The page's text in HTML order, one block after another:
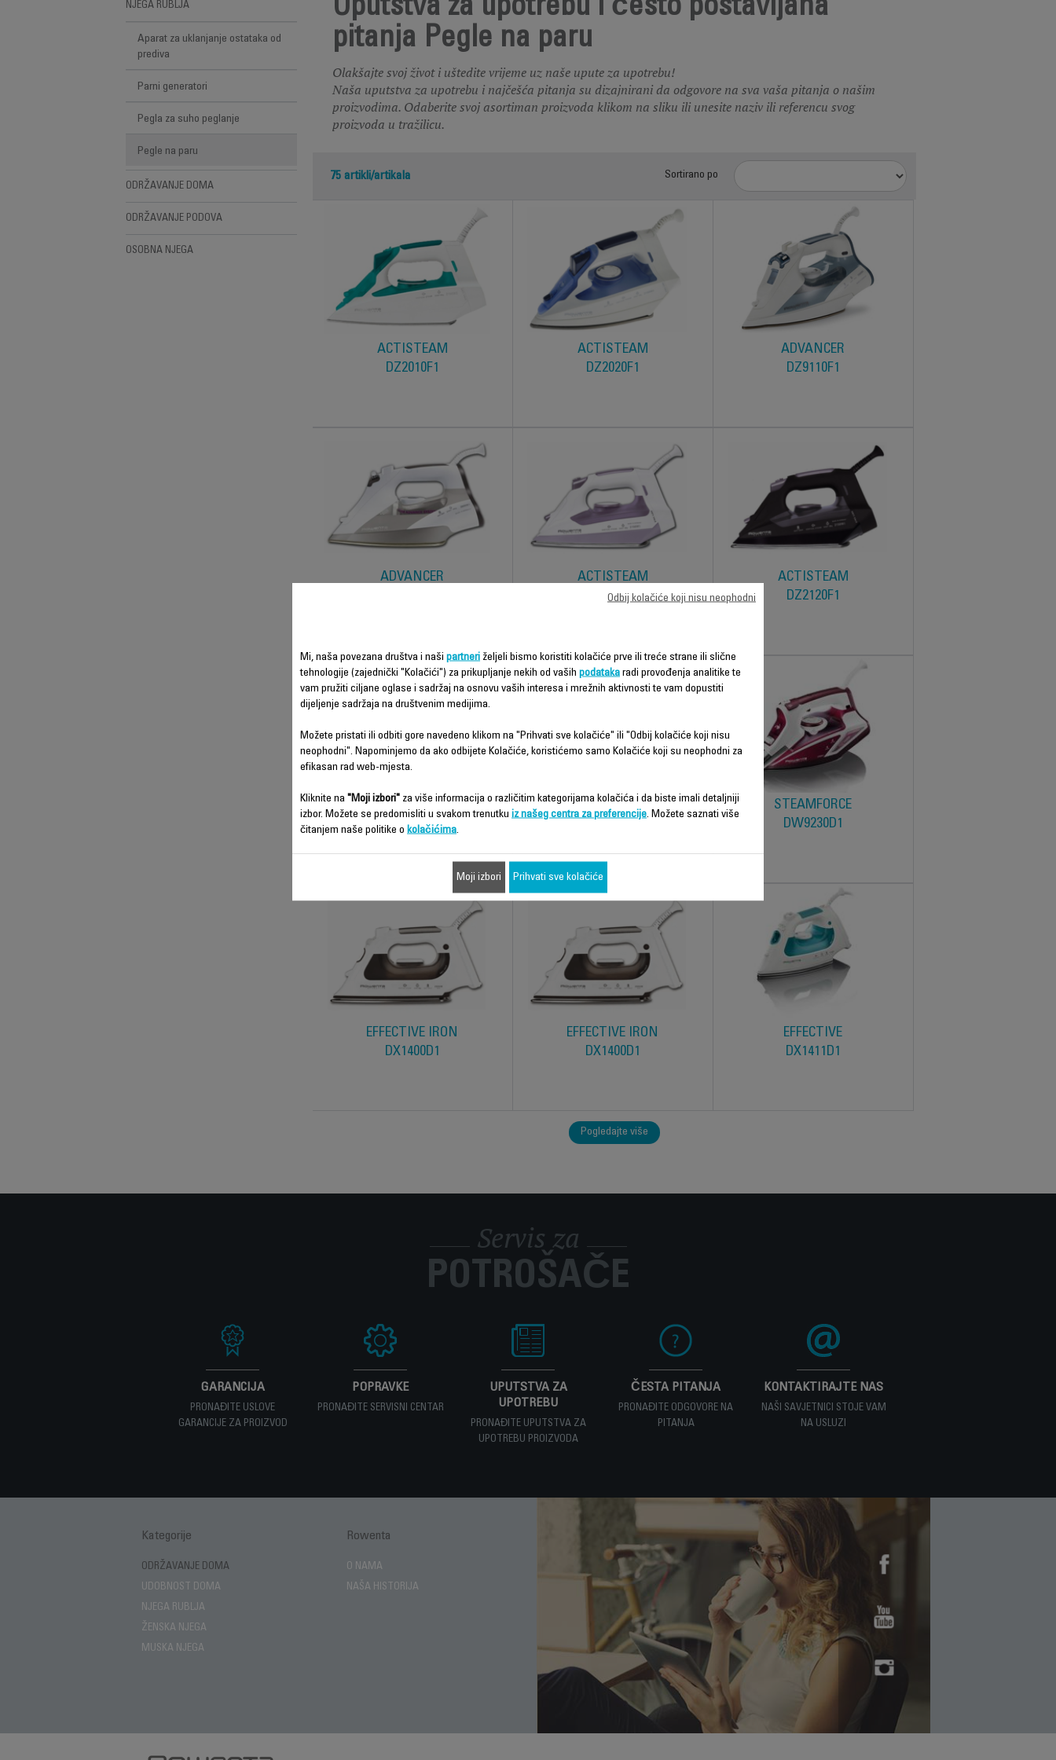
NJEGA RUBLJA
Aparat za uklanjanje ostataka od
prediva
Parni generatori
Pegla za suho peglanje
Pegle na paru
ODRŽAVANJE DOMA
ODRŽAVANJE PODOVA
OSOBNA NJEGA
Uputstva za upotrebu i često postavljana
pitanja Pegle na paru
Olakšajte svoj život i uštedite vrijeme uz naše upute za upotrebu!
Naša uputstva za upotrebu i najčešća pitanja su dizajnirani da odgovore na sva vaša pitanja o našim
proizvodima. Odaberite svoj asortiman proizvoda klikom na sliku ili unesite naziv ili referencu svog
proizvoda u tražilicu.
Sortirano po
75 artikli/artikala
ACTISTEAM
DZ2010F1
ACTISTEAM
DZ2020F1
ADVANCER
DZ9110F1
ADVANCER
ACTISTEAM
DZ2110F1
ACTISTEAM
DZ2120F1
STEAM IRON
DZ9010F1
STEAM IRON
DZ9030F1
STEAMFORCE
DW9230D1
EFFECTIVE IRON
DX1400D1
EFFECTIVE IRON
DX1400D1
EFFECTIVE
DX1411D1
Pogledajte više
Servis za
POTROŠAČE
GARANCIJA
PRONAĐITE USLOVE
GARANCIJE ZA PROIZVOD
POPRAVKE
PRONAĐITE SERVISNI CENTAR
UPUTSTVA ZA
UPOTREBU
PRONAĐITE UPUTSTVA ZA
UPOTREBU PROIZVODA
ČESTA PITANJA
PRONAĐITE ODGOVORE NA
PITANJA
KONTAKTIRAJTE NAS
NAŠI SAVJETNICI STOJE VAM
NA USLUZI
Kategorije
ODRŽAVANJE DOMA
UDOBNOST DOMA
NJEGA RUBLJA
ŽENSKA NJEGA
MUSKA NJEGA
Rowenta
O NAMA
NAŠA HISTORIJA
Mi, naša povezana društva i naši partneri željeli bismo koristiti kolačiće prve ili treće strane ili slične
tehnologije (zajednički "Kolačići") za prikupljanje nekih od vaših podataka radi provođenja analitike te
vam pružiti ciljane oglase i sadržaj na osnovu vaših interesa i mrežnih aktivnosti te vam dopustiti
dijeljenje sadržaja na društvenim medijima.
Možete pristati ili odbiti gore navedeno klikom na "Prihvati sve kolačiće" ili "Odbij kolačiće koji nisu
neophodni". Napominjemo da ako odbijete Kolačiće, koristićemo samo Kolačiće koji su neophodni za
efikasan rad web-mjesta.
Kliknite na "Moji izbori" za više informacija o različitim kategorijama kolačića i da biste imali detaljniji
izbor. Možete se predomisliti u svakom trenutku iz našeg centra za preferencije. Možete saznati više
čitanjem naše politike o kolačićima.
Odbij kolačiće koji nisu neophodni
Moji izbori Prihvati sve kolačiće